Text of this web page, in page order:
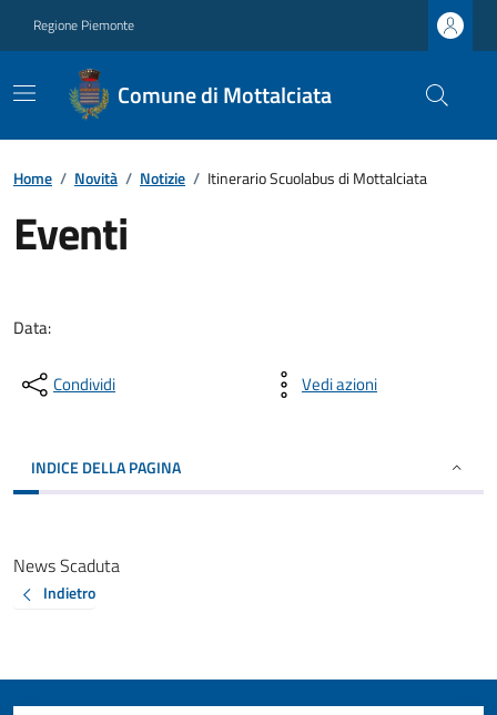
Regione Piemonte
Comune di Mottalciata
Home / Novità / Notizie / Itinerario Scuolabus di Mottalciata
Eventi
Data:
Condividi Vedi azioni
INDICE DELLA PAGINA
News Scaduta
Indietro